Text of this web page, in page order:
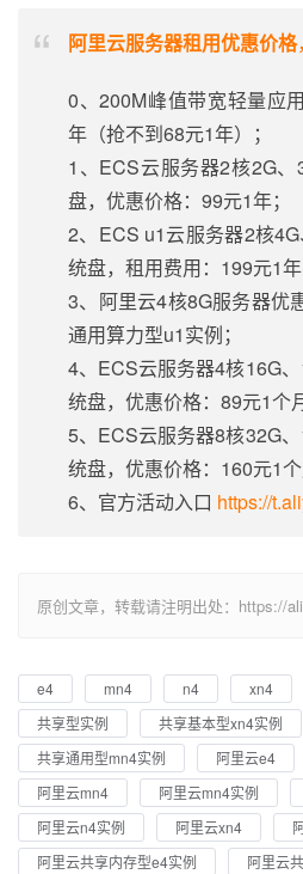
阿里云服务器租用优惠价格
0、200M峰值带宽轻量应
年（抢不到68元1年）；
1、ECS云服务器2核2G
盘，优惠价格：99元1年；
2、ECS u1云服务器2核
统盘，租用费用：199元1年
3、阿里云4核8G服务器优
通用算力型u1实例；
4、ECS云服务器4核16G
统盘，优惠价格：89元1个
5、ECS云服务器8核32G
统盘，优惠价格：160元1个
6、官方活动入口 https://
原创文章，转载请注明出处：https://
e4 mn4 n4 xn4
共享型实例
共享基本型xn4实例
共享通用型mn4实例
阿里云e4
阿里云mn4
阿里云mn4实例
阿里云n4实例
阿里云xn4
阿里云共享内存型e4实例
阿里云